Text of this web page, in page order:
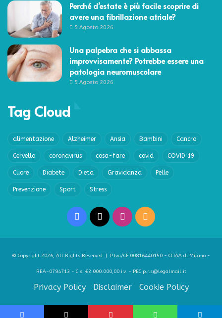
Perché d’estate è più facile scoprire di
avere una fibrillazione atriale?
5 Agosto 2026
Una palpebra che si abbassa
improvvisamente? Potrebbe essere una
patologia neuromuscolare
5 Agosto 2026
Tag Cloud
alimentazione Alzheimer Ansia Bambini Cancro
Cervello coronavirus cosa-fare covid COVID 19
Cuore Diabete Dieta Gravidanza Pelle
Prevenzione Sport Stress
Facebook Instagram
RSS
© Copyright 2026, All Rights Reserved | P.Iva/CF 00816440150 - CCIAA di Milano -
REA-0794713 - C.s. €2.000.000,00 i.v. - PEC p.r.s@legalmail.it
Privacy Policy Disclaimer Cookie Policy